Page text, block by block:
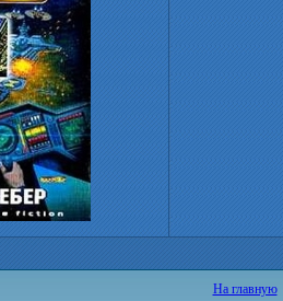
На главную